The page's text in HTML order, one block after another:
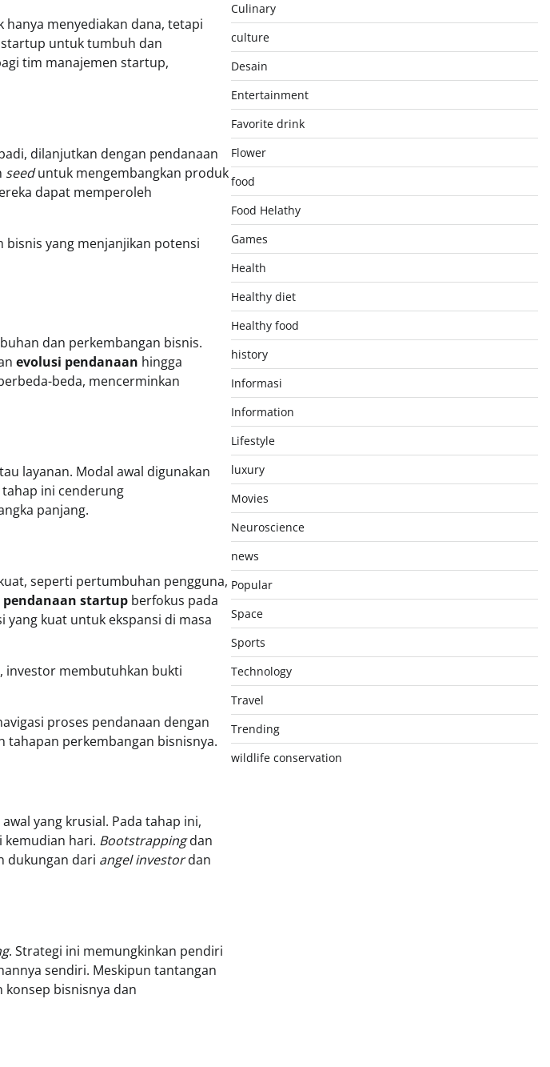
hanya menyediakan dana, tetapi
startup untuk tumbuh dan
tim manajemen startup,
dilanjutkan dengan pendanaan
seeduntuk mengembangkan produk
dapat memperoleh
bisnis yang menjanjikan potensi
dan perkembangan bisnis.
evolusi pendanaan hingga
beda, mencerminkan
layanan. Modal awal digunakan
ini cenderung
panjang.
seperti pertumbuhan pengguna,
startup berfokus pada
kuat untuk ekspansi di masa
investor membutuhkan bukti
proses pendanaan dengan
perkembangan bisnisnya.
yang krusial. Pada tahap ini,
hari. Bootstrappingdan
dukungan dari angel investordan
. Strategi ini memungkinkan pendiri
sendiri. Meskipun tantangan
bisnisnya dan
Culinary
culture
Desain
Entertainment
Favorite drink
Flower
food
Food Helathy
Games
Health
Healthy diet
Healthy food
history
Informasi
Information
Lifestyle
luxury
Movies
Neuroscience
news
Popular
Space
Sports
Technology
Travel
Trending
wildlife conservation